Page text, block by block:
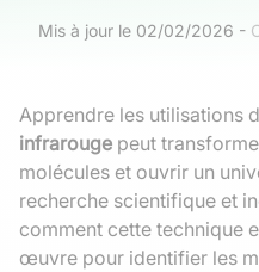
Mis à jour le 02/02/2026 -
Apprendre les utilisations
infrarouge peut
molécules et ouvrir un
recherche scientifique et
comment cette technique
œuvre pour identifier les